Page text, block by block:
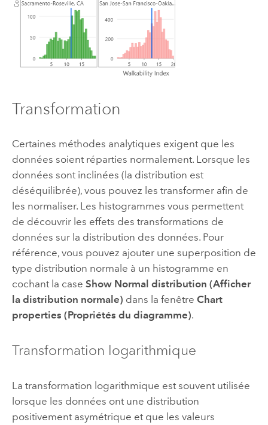
Transformation
Certaines méthodes analytiques exigent que les
données soient réparties normalement. Lorsque les
données sont inclinées (la distribution est
déséquilibrée), vous pouvez les transformer afin de
les normaliser. Les histogrammes vous permettent
de découvrir les effets des transformations de
données sur la distribution des données. Pour
référence, vous pouvez ajouter une superposition de
type distribution normale à un histogramme en
cochant la case Show Normal distribution (Afficher
la distribution normale) dans la fenêtre Chart
properties (Propriétés du diagramme).
Transformation logarithmique
La transformation logarithmique est souvent utilisée
lorsque les données ont une distribution
positivement asymétrique et que les valeurs